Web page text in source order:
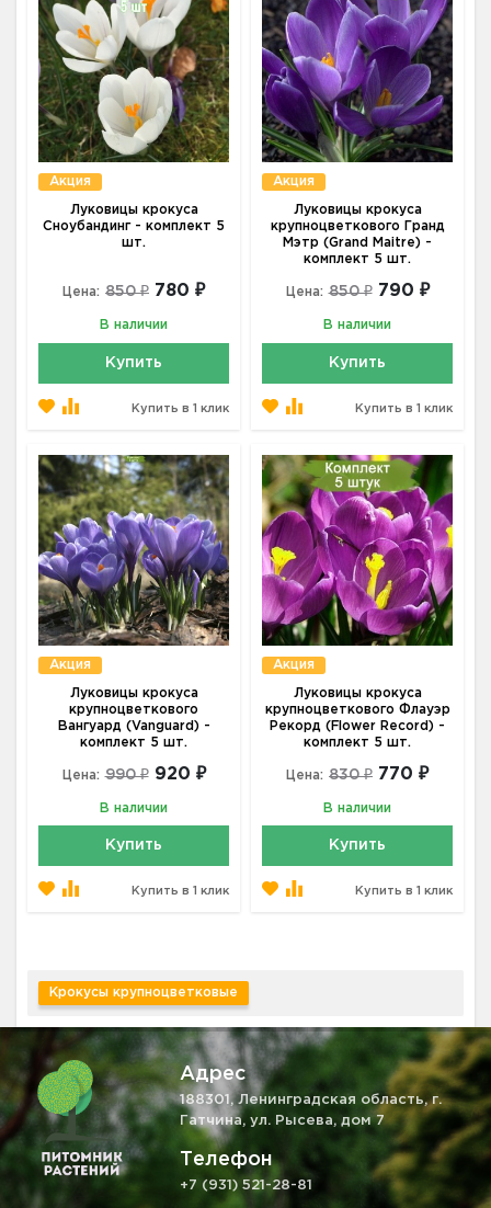
Акция
Луковицы крокуса
Сноубандинг - комплект 5
шт.
Цена: 850 ₽ 780 ₽
В наличии
Купить
Купить в 1 клик
Акция
Луковицы крокуса
крупноцветкового Гранд
Мэтр (Grand Maitre) -
комплект 5 шт.
Цена: 850 ₽ 790 ₽
В наличии
Купить
Купить в 1 клик
Акция
Луковицы крокуса
крупноцветкового
Вангуард (Vanguard) -
комплект 5 шт.
Цена: 990 ₽ 920 ₽
В наличии
Купить
Купить в 1 клик
Акция
Луковицы крокуса
крупноцветкового Флауэр
Рекорд (Flower Record) -
комплект 5 шт.
Цена: 830 ₽ 770 ₽
В наличии
Купить
Купить в 1 клик
Крокусы крупноцветковые
Адрес
188301, Ленинградская область, г.
Гатчина, ул. Рысева, дом 7
Телефон
+7 (931) 521-28-81